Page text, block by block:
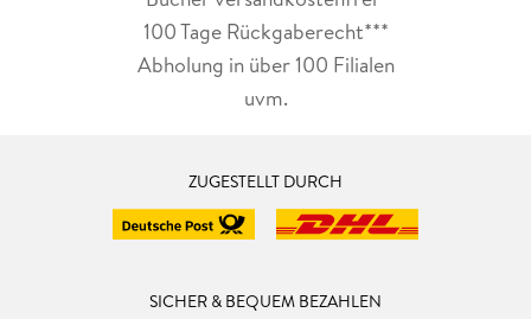
100 Tage Rückgaberecht***
Abholung in über 100 Filialen
uvm.
ZUGESTELLT DURCH
SICHER & BEQUEM BEZAHLEN